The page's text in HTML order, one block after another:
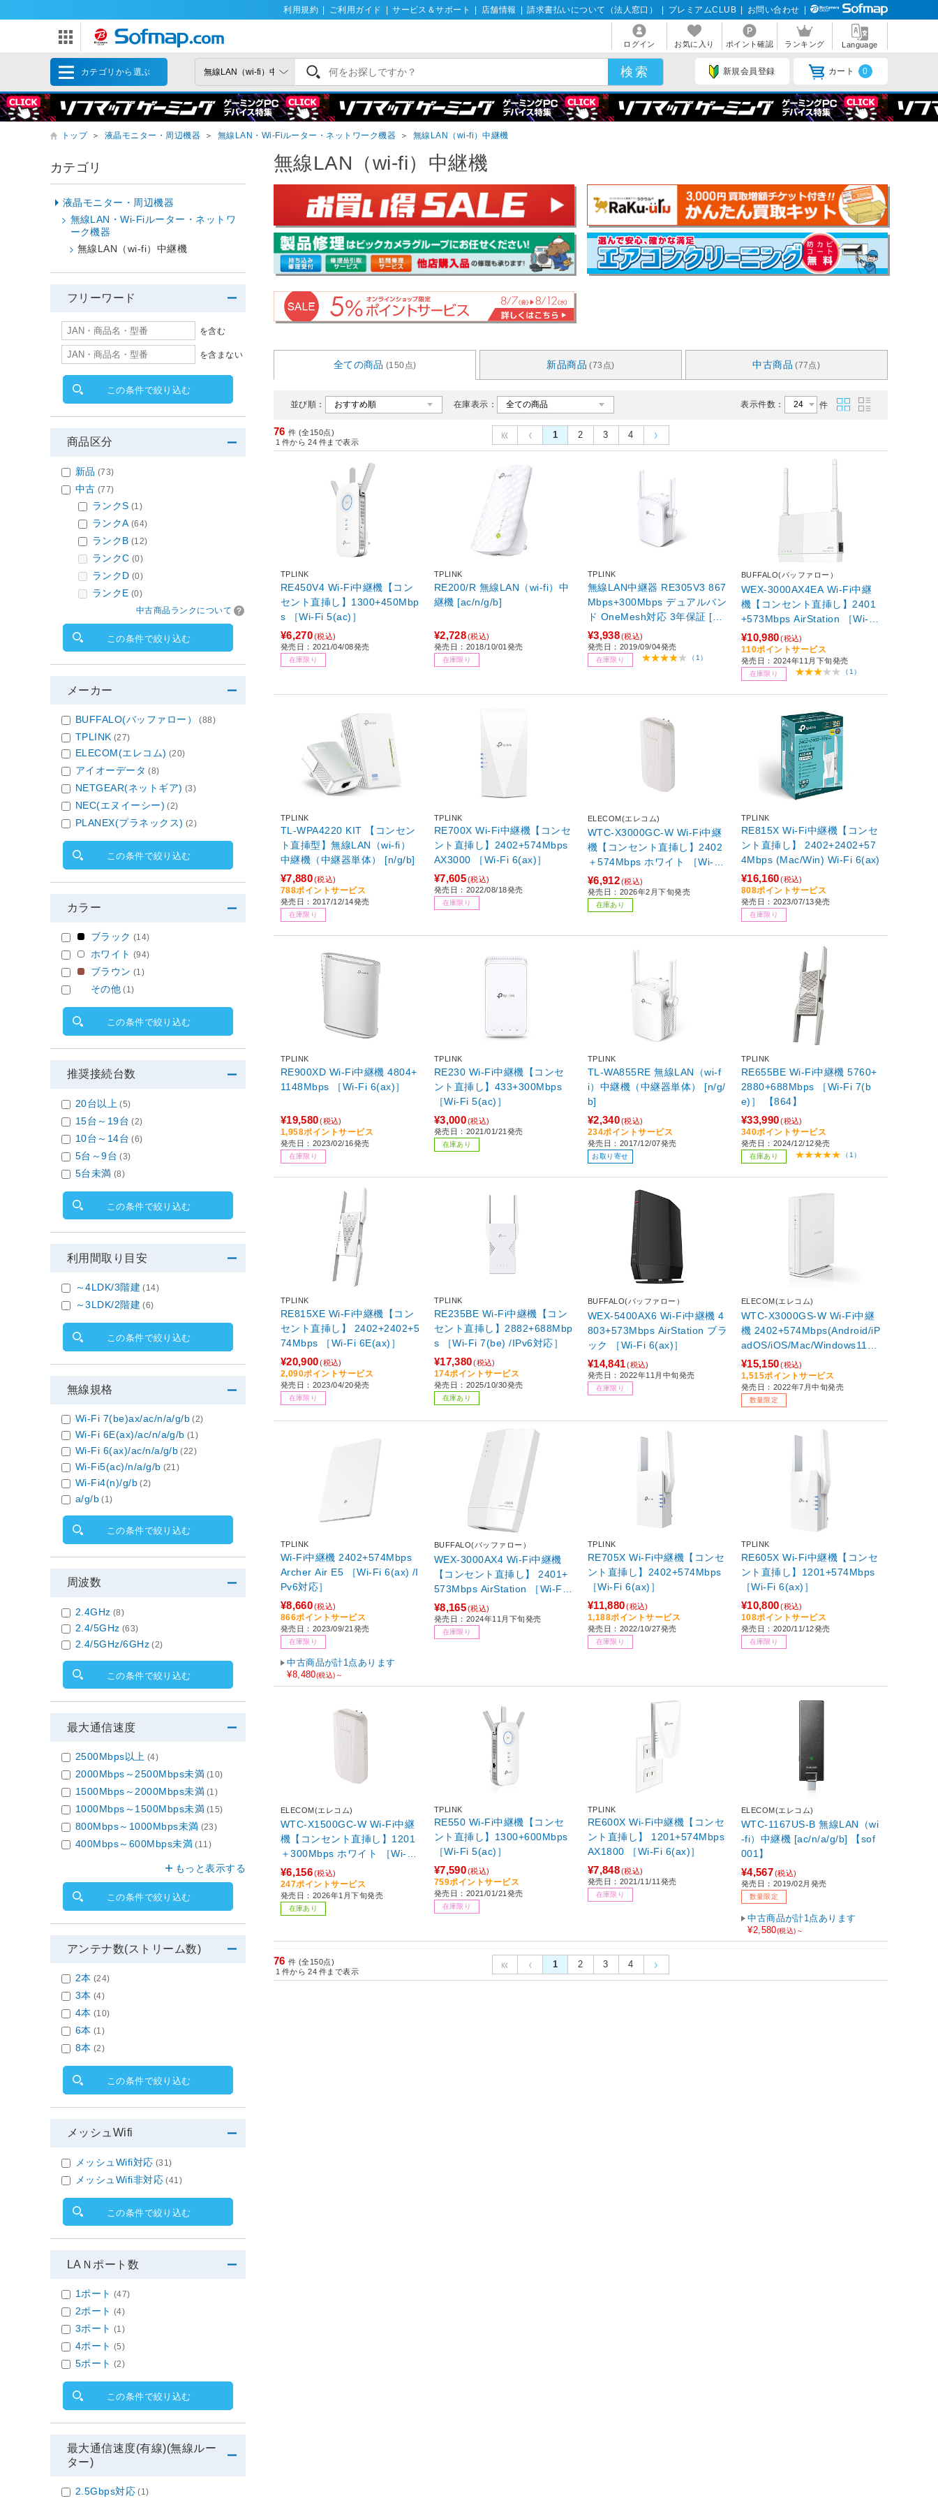
利用規約 ご利用ガイド サービス＆サポート 店舗情報 請求書払いについて（法人窓口） プレミアムCLUB お問い合わせ
ログイン お気に入り ポイント確認 ランキング Language
カテゴリから選ぶ 新規会員登録 カート 0
トップ ＞ 液晶モニター・周辺機器 ＞ 無線LAN・Wi-Fiルーター・ネットワーク機器 ＞ 無線LAN（wi-fi）中継機
無線LAN（wi-fi）中継機
全ての商品 (150点) 新品商品 (73点) 中古商品 (77点)
並び順： 在庫表示： 表示件数： 件
76 件 (全150点)
1 件から 24 件まで表示
1 2 3 4
TPLINK
RE450V4 Wi-Fi中継機【コン
セント直挿し】1300+450Mbp
s ［Wi-Fi 5(ac)］
¥6,270(税込)
発売日：2021/04/08発売
在庫限り
TPLINK
RE200/R 無線LAN（wi-fi）中
継機 [ac/n/g/b]
¥2,728(税込)
発売日：2018/10/01発売
在庫限り
TPLINK
無線LAN中継器 RE305V3 867
Mbps+300Mbps デュアルバン
ド OneMesh対応 3年保証 [ac/
n/a/g/b]
¥3,938(税込)
発売日：2019/09/04発売
在庫限り （1）
BUFFALO(バッファロー）
WEX-3000AX4EA Wi-Fi中継
機【コンセント直挿し】2401
+573Mbps AirStation ［Wi-Fi
6(ax) /IPv6対応］
¥10,980(税込)
110ポイントサービス
発売日：2024年11月下旬発売
在庫限り （1）
TPLINK
TL-WPA4220 KIT 【コンセン
ト直挿型】無線LAN（wi-fi）
中継機（中継器単体） [n/g/b]
¥7,880(税込)
788ポイントサービス
発売日：2017/12/14発売
在庫限り
TPLINK
RE700X Wi-Fi中継機【コンセ
ント直挿し】2402+574Mbps
AX3000 ［Wi-Fi 6(ax)］
¥7,605(税込)
発売日：2022/08/18発売
在庫限り
ELECOM(エレコム)
WTC-X3000GC-W Wi-Fi中継
機【コンセント直挿し】2402
＋574Mbps ホワイト ［Wi-Fi
6(ax)］ 【864】
¥6,912(税込)
発売日：2026年2月下旬発売
在庫あり
TPLINK
RE815X Wi-Fi中継機【コンセ
ント直挿し】 2402+2402+57
4Mbps (Mac/Win) Wi-Fi 6(ax)
¥16,160(税込)
808ポイントサービス
発売日：2023/07/13発売
在庫限り
TPLINK
RE900XD Wi-Fi中継機 4804+
1148Mbps ［Wi-Fi 6(ax)］
¥19,580(税込)
1,958ポイントサービス
発売日：2023/02/16発売
在庫限り
TPLINK
RE230 Wi-Fi中継機【コンセ
ント直挿し】433+300Mbps
［Wi-Fi 5(ac)］
¥3,000(税込)
発売日：2021/01/21発売
在庫あり
TPLINK
TL-WA855RE 無線LAN（wi-f
i）中継機（中継器単体） [n/g/
b]
¥2,340(税込)
234ポイントサービス
発売日：2017/12/07発売
お取り寄せ
TPLINK
RE655BE Wi-Fi中継機 5760+
2880+688Mbps ［Wi-Fi 7(b
e)］ 【864】
¥33,990(税込)
340ポイントサービス
発売日：2024/12/12発売
在庫あり （1）
TPLINK
RE815XE Wi-Fi中継機【コン
セント直挿し】 2402+2402+5
74Mbps ［Wi-Fi 6E(ax)］
¥20,900(税込)
2,090ポイントサービス
発売日：2023/04/20発売
在庫限り
TPLINK
RE235BE Wi-Fi中継機【コン
セント直挿し】2882+688Mbp
s ［Wi-Fi 7(be) /IPv6対応］
¥17,380(税込)
174ポイントサービス
発売日：2025/10/30発売
在庫あり
BUFFALO(バッファロー）
WEX-5400AX6 Wi-Fi中継機 4
803+573Mbps AirStation ブラ
ック ［Wi-Fi 6(ax)］
¥14,841(税込)
発売日：2022年11月中旬発売
在庫限り
ELECOM(エレコム)
WTC-X3000GS-W Wi-Fi中継
機 2402+574Mbps(Android/iP
adOS/iOS/Mac/Windows11対
応) ホワイト ［Wi-Fi 6(ax)］
【sof001】
¥15,150(税込)
1,515ポイントサービス
発売日：2022年7月中旬発売
数量限定
TPLINK
Wi-Fi中継機 2402+574Mbps
Archer Air E5 ［Wi-Fi 6(ax) /I
Pv6対応］
¥8,660(税込)
866ポイントサービス
発売日：2023/09/21発売
在庫限り
中古商品が計1点あります
¥8,480(税込)～
BUFFALO(バッファロー）
WEX-3000AX4 Wi-Fi中継機
【コンセント直挿し】 2401+
573Mbps AirStation ［Wi-Fi 6
(ax) /IPv6対応］
¥8,165(税込)
発売日：2024年11月下旬発売
在庫限り
TPLINK
RE705X Wi-Fi中継機【コンセ
ント直挿し】2402+574Mbps
［Wi-Fi 6(ax)］
¥11,880(税込)
1,188ポイントサービス
発売日：2022/10/27発売
在庫限り
TPLINK
RE605X Wi-Fi中継機【コンセ
ント直挿し】1201+574Mbps
［Wi-Fi 6(ax)］
¥10,800(税込)
108ポイントサービス
発売日：2020/11/12発売
在庫限り
ELECOM(エレコム)
WTC-X1500GC-W Wi-Fi中継
機【コンセント直挿し】1201
＋300Mbps ホワイト ［Wi-Fi
6(ax) ］
¥6,156(税込)
247ポイントサービス
発売日：2026年1月下旬発売
在庫あり
TPLINK
RE550 Wi-Fi中継機【コンセ
ント直挿し】1300+600Mbps
［Wi-Fi 5(ac)］
¥7,590(税込)
759ポイントサービス
発売日：2021/01/21発売
在庫限り
TPLINK
RE600X Wi-Fi中継機【コンセ
ント直挿し】 1201+574Mbps
AX1800 ［Wi-Fi 6(ax)］
¥7,848(税込)
発売日：2021/11/11発売
在庫限り
ELECOM(エレコム)
WTC-1167US-B 無線LAN（wi
-fi）中継機 [ac/n/a/g/b] 【sof
001】
¥4,567(税込)
発売日：2019/02月発売
数量限定
中古商品が計1点あります
¥2,580(税込)～
76 件 (全150点)
1 件から 24 件まで表示
1 2 3 4
カテゴリ
液晶モニター・周辺機器
無線LAN・Wi-Fiルーター・ネットワ
ーク機器
無線LAN（wi-fi）中継機
フリーワード
を含む
を含まない
この条件で絞り込む
商品区分
新品 (73)
中古 (77)
ランクS (1)
ランクA (64)
ランクB (12)
ランクC (0)
ランクD (0)
ランクE (0)
中古商品ランクについて
この条件で絞り込む
メーカー
BUFFALO(バッファロー） (88)
TPLINK (27)
ELECOM(エレコム) (20)
アイオーデータ (8)
NETGEAR(ネットギア) (3)
NEC(エヌイーシー) (2)
PLANEX(プラネックス) (2)
この条件で絞り込む
カラー
ブラック (14)
ホワイト (94)
ブラウン (1)
その他 (1)
この条件で絞り込む
推奨接続台数
20台以上 (5)
15台～19台 (2)
10台～14台 (6)
5台～9台 (3)
5台未満 (8)
この条件で絞り込む
利用間取り目安
～4LDK/3階建 (14)
～3LDK/2階建 (6)
この条件で絞り込む
無線規格
Wi-Fi 7(be)ax/ac/n/a/g/b (2)
Wi-Fi 6E(ax)/ac/n/a/g/b (1)
Wi-Fi 6(ax)/ac/n/a/g/b (22)
Wi-Fi5(ac)/n/a/g/b (21)
Wi-Fi4(n)/g/b (2)
a/g/b (1)
この条件で絞り込む
周波数
2.4GHz (8)
2.4/5GHz (63)
2.4/5GHz/6GHz (2)
この条件で絞り込む
最大通信速度
2500Mbps以上 (4)
2000Mbps～2500Mbps未満 (10)
1500Mbps～2000Mbps未満 (1)
1000Mbps～1500Mbps未満 (15)
800Mbps～1000Mbps未満 (23)
400Mbps～600Mbps未満 (11)
もっと表示する
この条件で絞り込む
アンテナ数(ストリーム数)
2本 (24)
3本 (4)
4本 (10)
6本 (1)
8本 (2)
この条件で絞り込む
メッシュWifi
メッシュWifi対応 (31)
メッシュWifi非対応 (41)
この条件で絞り込む
LAＮポート数
1ポート (47)
2ポート (4)
3ポート (1)
4ポート (5)
5ポート (2)
この条件で絞り込む
最大通信速度(有線)(無線ルー
ター)
2.5Gbps対応 (1)